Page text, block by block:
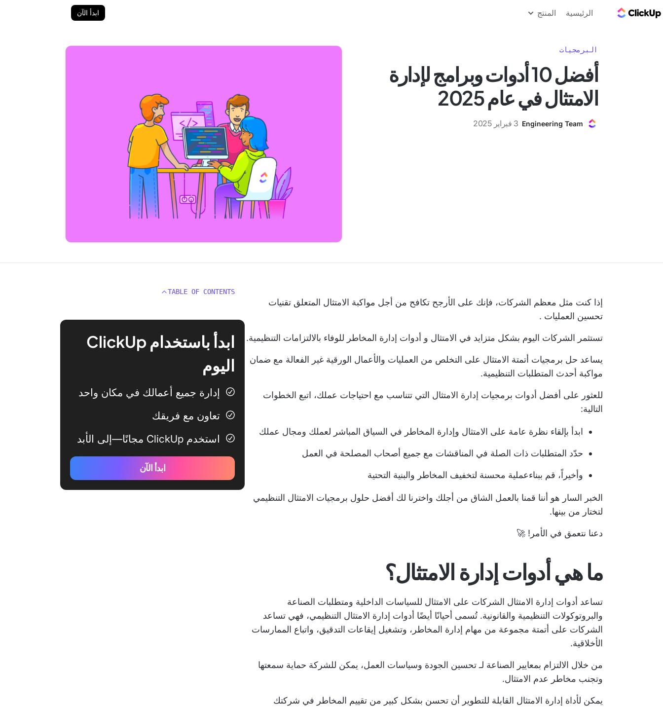
الرئيسية المنتج ابدأ الآن
البرمجيات
أفضل 10 أدوات وبرامج لإدارة
الامتثال في عام 2025
Engineering Team 3 فبراير 2025
إذا كنت مثل معظم الشركات، فإنك على الأرجح تكافح من أجل مواكبة الامتثال المتعلق تقنيات
تحسين العمليات .
تستثمر الشركات اليوم بشكل متزايد في الامتثال و أدوات إدارة المخاطر للوفاء بالالتزامات التنظيمية.
يساعد حل برمجيات أتمتة الامتثال على التخلص من العمليات والأعمال الورقية غير الفعالة مع ضمان
مواكبة أحدث المتطلبات التنظيمية.
للعثور على أفضل أدوات برمجيات إدارة الامتثال التي تتناسب مع احتياجات عملك، اتبع الخطوات
التالية:
ابدأ بإلقاء نظرة عامة على الامتثال وإدارة المخاطر في السياق المباشر لعملك ومجال عملك
حدّد المتطلبات ذات الصلة في المناقشات مع جميع أصحاب المصلحة في العمل
وأخيراً، قم ببناءعملية محسنة لتخفيف المخاطر والبنية التحتية
الخبر السار هو أننا قمنا بالعمل الشاق من أجلك واخترنا لك أفضل حلول برمجيات الامتثال التنظيمي
لتختار من بينها.
دعنا نتعمق في الأمر! 🚀
ما هي أدوات إدارة الامتثال؟
تساعد أدوات إدارة الامتثال الشركات على الامتثال للسياسات الداخلية ومتطلبات الصناعة
والبروتوكولات التنظيمية والقانونية. تُسمى أحيانًا أيضًا أدوات إدارة الامتثال التنظيمي، فهي تساعد
الشركات على أتمتة مجموعة من مهام إدارة المخاطر، وتشغيل إيقاعات التدقيق، واتباع الممارسات
الأخلاقية.
من خلال الالتزام بمعايير الصناعة لـ تحسين الجودة وسياسات العمل، يمكن للشركة حماية سمعتها
وتجنب مخاطر عدم الامتثال.
يمكن لأداة إدارة الامتثال القابلة للتطوير أن تحسن بشكل كبير من تقييم المخاطر في شركتك
TABLE OF CONTENTS
ابدأ باستخدام ClickUp
اليوم
إدارة جميع أعمالك في مكان واحد
تعاون مع فريقك
استخدم ClickUp مجانًا—إلى الأبد
ابدأ الآن